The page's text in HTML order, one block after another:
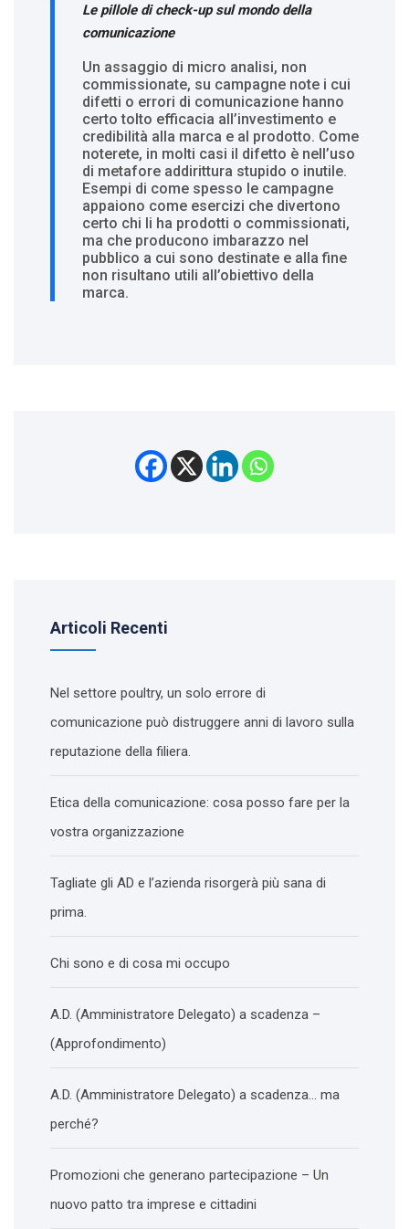
Le pillole di check-up sul mondo della
comunicazione
Un assaggio di micro analisi, non
commissionate, su campagne note i cui
difetti o errori di comunicazione hanno
certo tolto efficacia all’investimento e
credibilità alla marca e al prodotto. Come
noterete, in molti casi il difetto è nell’uso
di metafore addirittura stupido o inutile.
Esempi di come spesso le campagne
appaiono come esercizi che divertono
certo chi li ha prodotti o commissionati,
ma che producono imbarazzo nel
pubblico a cui sono destinate e alla fine
non risultano utili all’obiettivo della
marca.
Articoli Recenti
Nel settore poultry, un solo errore di
comunicazione può distruggere anni di lavoro sulla
reputazione della filiera.
Etica della comunicazione: cosa posso fare per la
vostra organizzazione
Tagliate gli AD e l’azienda risorgerà più sana di
prima.
Chi sono e di cosa mi occupo
A.D. (Amministratore Delegato) a scadenza –
(Approfondimento)
A.D. (Amministratore Delegato) a scadenza… ma
perché?
Promozioni che generano partecipazione – Un
nuovo patto tra imprese e cittadini